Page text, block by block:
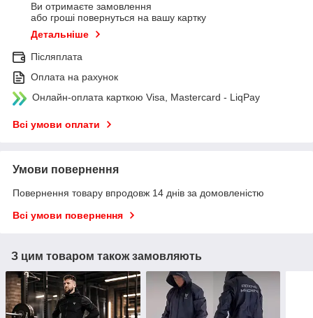
Ви отримаєте замовлення
або гроші повернуться на вашу картку
Детальніше
Післяплата
Оплата на рахунок
Онлайн-оплата карткою Visa, Mastercard - LiqPay
Всі умови оплати
Умови повернення
Повернення товару впродовж 14 днів за домовленістю
Всі умови повернення
З цим товаром також замовляють